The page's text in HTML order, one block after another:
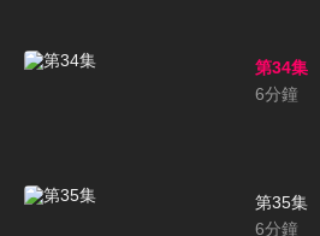
第34集
6分鐘
第35集
6分鐘